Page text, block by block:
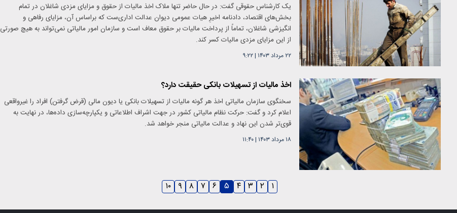
یک کارشناس حقوقی گفت: در حال حاضر تنها ملاک اخذ مالیات از حقوق و مزایای مزدی شاغلان در تمام
بخش‌های اقتصاد، دادنامه اخیرِ هیات عمومی دیوان عدالت اداری‌ست که براساس آن، مزایای رفاهی و
انگیزشی شاغلان، تماماً از پرداخت مالیات بر حقوق معاف است و سازمان امور مالیاتی نمی‌تواند به هیچ صورتی
از این مزایای مزدی مالیات کسر کند.
۲۲ مرداد ۱۴۰۳ |۹:۲۲
اخذ مالیات از تسهیلات بانکی حقیقت دارد؟
سخنگوی سازمان مالیاتی اخذ هر گونه مالیات از تسهیلات بانکی یا دیون مالی (قرض گرفتن) افراد را غیرواقعی
اعلام کرد و گفت: حرکت نظام مالیاتی کشور در جهت اشراف اطلاعاتی و یکپارچه‌سازی داده‌ها، در نهایت به
قوی‌تر شدن این نهاد و عدالت مالیاتی منجر خواهد شد.
۱۸ مرداد ۱۴۰۳ |۱۱:۴۰
۱ ۲ ۳ ۴ ۵ ۶ ۷ ۸ ۹ ۱۰